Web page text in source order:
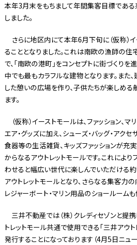
本年3月末をもちまして年間集客目標であ
しました。
さらに地区内にて本年6月下旬に（仮称）
ることとなりました。これは南欧の漁師の住
で、「南欧の港町」をコンセプトに街づくり
中でも最もカラフルな建物となります。また
した憩いの広場を作り、子供たちが楽しめ
ます。
（仮称）イーストモールは、ファッション、マ
エア・グッズに加え、シューズ・バッグ・アク
食器等の生活雑貨、キッズファッションが充
からなるアウトレットモールです。これにより
わせると幅広い世代に楽しんでいただける
アウトレットモールとなり、さらなる集客力
レジャーボート・マリン用品のショールームも
三井不動産では（株）クレディセゾンと提
トレットモール共通で使用できる「三井アウト
発行することになっております（4月5日ニュ